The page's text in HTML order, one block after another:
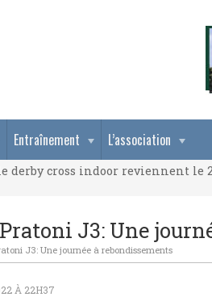
Entraînement
L’association
derby cross indoor reviennent le
derby cross indoor reviennent le
J3: Une
J3: Une journée à rebondissements
À 22H37